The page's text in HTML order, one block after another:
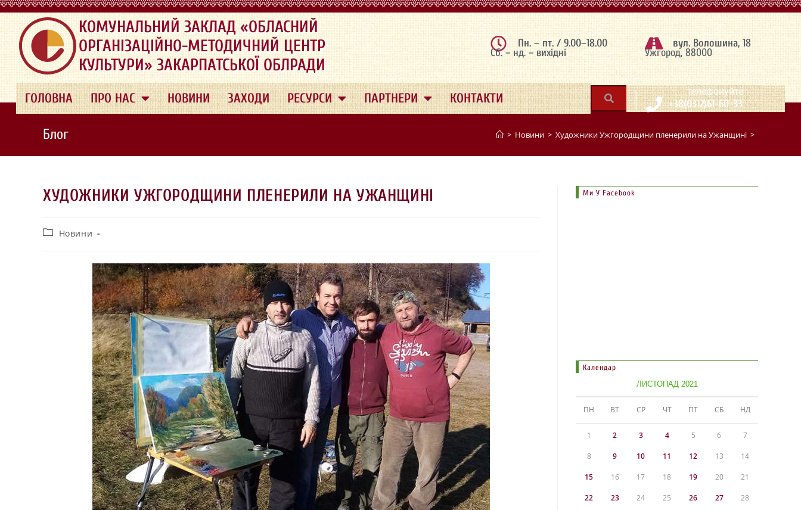
.
КОМУНАЛЬНИЙ ЗАКЛАД «ОБЛАСНИЙ
ОРГАНІЗАЦІЙНО-МЕТОДИЧНИЙ ЦЕНТР
КУЛЬТУРИ» ЗАКАРПАТСЬКОЇ ОБЛРАДИ
Пн. – пт. / 9.00–18.00
Сб. – нд. – вихідні
вул. Волошина, 18
Ужгород, 88000
ГОЛОВНА ПРО НАС НОВИНИ ЗАХОДИ РЕСУРСИ ПАРТНЕРИ КОНТАКТИ | телефонуйте
+38(0312)61-60-33
Блог > Новини > Художники Ужгородщини пленерили на Ужанщині >
ХУДОЖНИКИ УЖГОРОДЩИНИ ПЛЕНЕРИЛИ НА УЖАНЩИНІ
Новини
Ми У Facebook
Календар
ЛИСТОПАД 2021
ПН ВТ СР ЧТ ПТ СБ НД
1 2 3 4 5 6 7
8 9 10 11 12 13 14
15 16 17 18 19 20 21
22 23 24 25 26 27 28